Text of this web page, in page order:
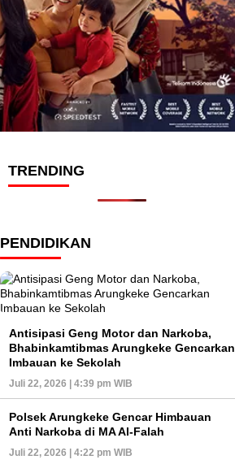
TRENDING
PENDIDIKAN
Antisipasi Geng Motor dan Narkoba,
Bhabinkamtibmas Arungkeke Gencarkan
Imbauan ke Sekolah
Juli 22, 2026 | 4:39 pm WIB
Polsek Arungkeke Gencar Himbauan
Anti Narkoba di MA Al-Falah
Juli 22, 2026 | 4:22 pm WIB